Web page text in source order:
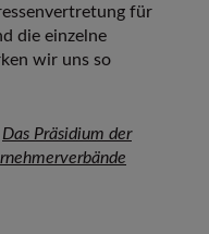
für
die einzelne
wir uns so
Das Präsidium der